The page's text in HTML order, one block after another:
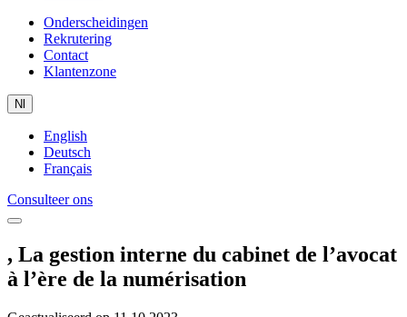
Onderscheidingen
Rekrutering
Contact
Klantenzone
Nl
English
Deutsch
Français
Consulteer ons
, La gestion interne du cabinet de l’avocat
à l’ère de la numérisation